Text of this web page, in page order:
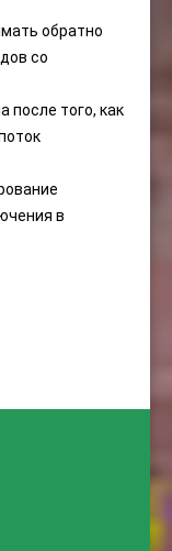
обратно
со
после того, как
в